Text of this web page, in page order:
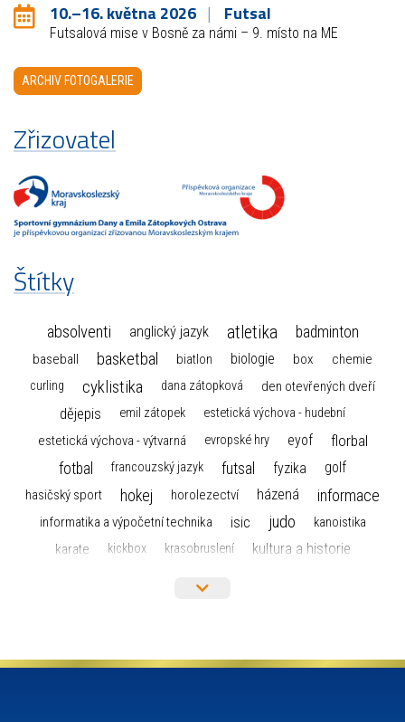
10.–16. května 2026 Futsal
Futsalová mise v Bosně za námi – 9. místo na ME
ARCHIV FOTOGALERIE
Zřizovatel
Štítky
absolventi anglický jazyk atletika badminton
baseball basketbal biatlon biologie box chemie
curling cyklistika dana zátopková den otevřených dveří
dějepis emil zátopek estetická výchova - hudební
estetická výchova - výtvarná evropské hry eyof florbal
fotbal francouzský jazyk futsal fyzika golf
hasičský sport hokej horolezectví házená informace
informatika a výpočetní technika isic judo
kanoistika
karate
kickbox krasobruslení
kultura a historie
olympiáda dětí a mládeže organizace plavání